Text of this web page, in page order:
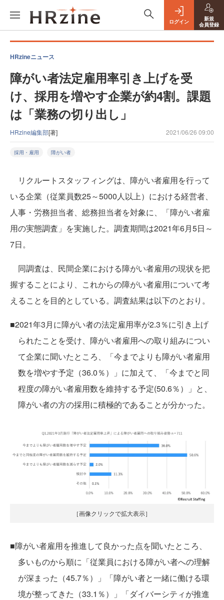
ログイン
新規
会員登録
HRzineニュース
障がい者法定雇用率引き上げを受
け、採用を増やす企業が約4割。課題
は「業務の切り出し」
HRzine編集部[著] 2021/06/26 09:00
採用・雇用 障がい者
リクルートスタッフィングは、障がい者雇用を行って
いる企業（従業員数25～5000人以上）における経営者、
人事・労務担当者、総務担当者を対象に、「障がい者雇
用の実態調査」を実施した。調査期間は2021年6月5日～
7日。
同調査は、民間企業における障がい者雇用の現状を把
握することにより、これからの障がい者雇用について考
えることを目的としている。調査結果は以下のとおり。
■2021年3月に障がい者の法定雇用率が2.3％に引き上げ
られたことを受け、障がい者雇用への取り組みについ
て企業に聞いたところ、「今までよりも障がい者雇用
数を増やす予定（36.0％）」に加えて、「今までと同
程度の障がい者雇用数を維持する予定(50.6％）」と、
障がい者の方の採用に積極的であることが分かった。
［画像クリックで拡大表示］
■障がい者雇用を推進して良かった点を聞いたところ、
多いものから順に「従業員における障がい者への理解
が深まった（45.7％）」「障がい者と一緒に働ける環
境が整ってきた（33.1％）」「ダイバーシティが推進